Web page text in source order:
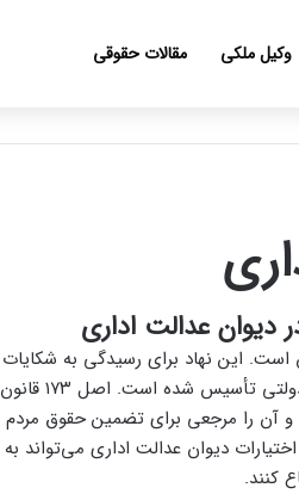
وکیل ملکی مقالات حقوقی
دیوان عدالت اداری
است. این نهاد برای رسیدگی به شکایات
و تظلمات شهروندان نسبت به دستگاه‌های دولتی و نهادهای عمومی غیردولتی تأسیس شده است. اصل ۱۷۳ قانون
و آن را مرجعی برای تضمین حقوق مردم
دیوان عدالت اداری می‌تواند به
کنند.